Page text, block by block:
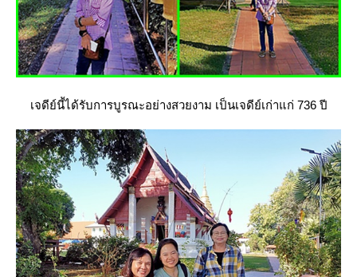
เจดีย์นี้ได้รับการบูรณะอย่างสวยงาม เป็นเจดีย์เก่าแก่ 736 ปี